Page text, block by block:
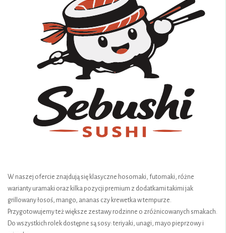
W naszej ofercie znajdują się klasyczne hosomaki, futomaki, różne
warianty uramaki oraz kilka pozycji premium z dodatkami takimi jak
grillowany łosoś, mango, ananas czy krewetka w tempurze.
Przygotowujemy też większe zestawy rodzinne o zróżnicowanych smakach.
Do wszystkich rolek dostępne są sosy: teriyaki, unagi, mayo pieprzowy i